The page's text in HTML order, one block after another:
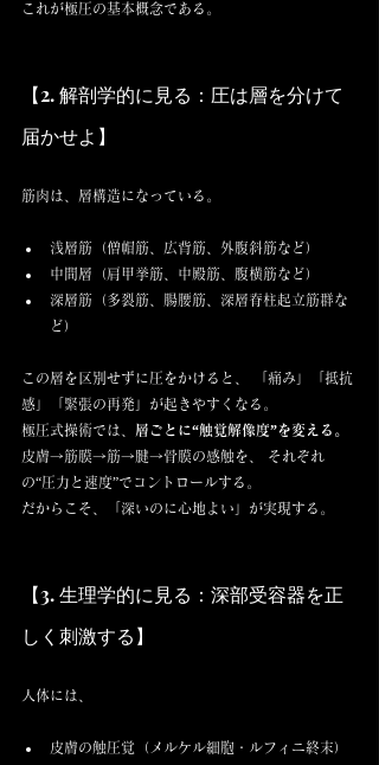
これが極圧の基本概念である。
【2. 解剖学的に見る：圧は層を分けて
届かせよ】
筋肉は、層構造になっている。
浅層筋（僧帽筋、広背筋、外腹斜筋など）
中間層（肩甲挙筋、中殿筋、腹横筋など）
深層筋（多裂筋、腸腰筋、深層脊柱起立筋群な
ど）
この層を区別せずに圧をかけると、 「痛み」「抵抗
感」「緊張の再発」が起きやすくなる。
極圧式操術では、 層ごとに“触覚解像度”を変える。
皮膚→筋膜→筋→腱→骨膜の感触を、 それぞれ
の“圧力と速度”でコントロールする。
だからこそ、「深いのに心地よい」が実現する。
【3. 生理学的に見る：深部受容器を正
しく刺激する】
人体には、
皮膚の触圧覚（メルケル細胞・ルフィニ終末）